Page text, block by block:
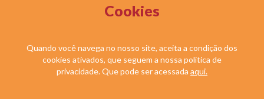
Cookies
Quando você navega no nosso site, aceita a condição dos
cookies ativados, que seguem a nossa política de
privacidade. Que pode ser acessada aqui.
Razão social: Duplique Desembargador LTDA
© DUPLIQUE DESEMBARGADOR LTDA. TODOS OS DIREITOS RESERVADOS.